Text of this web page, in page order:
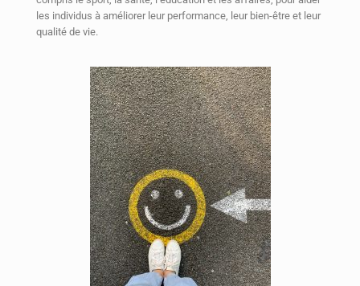
les individus à améliorer leur performance, leur bien-être et leur
qualité de vie.